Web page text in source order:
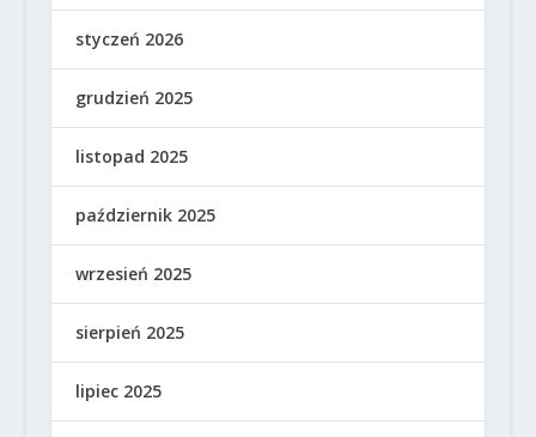
styczeń 2026
grudzień 2025
listopad 2025
październik 2025
wrzesień 2025
sierpień 2025
lipiec 2025